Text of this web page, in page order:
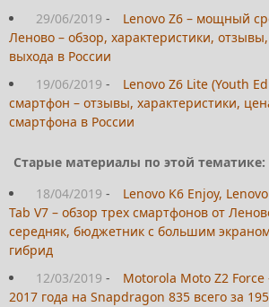
29/06/2019 -
Lenovo Z6 – мощный
Леново – обзор, характеристики,
выхода в России
19/06/2019 -
Lenovo Z6 Lite (Youth
смартфон – отзывы, характеристики,
смартфона в России
Старые материалы по этой тематике:
18/04/2019 -
Lenovo K6 Enjoy,
Tab V7 – обзор трех смартфонов от
середняк, бюджетник с большим
гибрид
12/03/2019 -
Motorola Moto Z2
2017 года на Snapdragon 835 всего за